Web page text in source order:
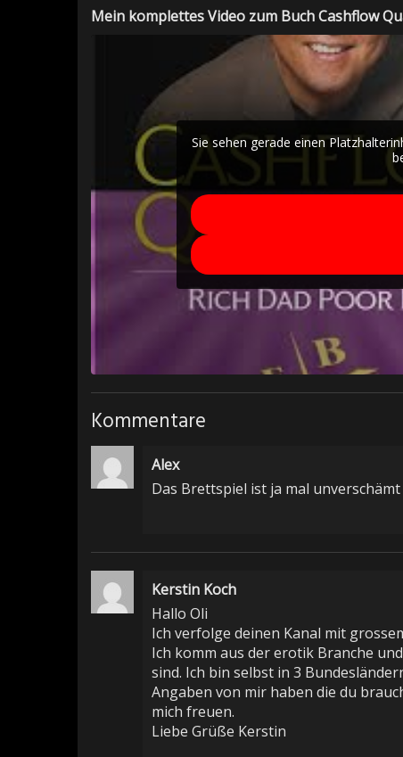
Mein komplettes Video zum Buch Cashflow
Sie sehen gerade einen
Kommentare
Alex
Das Brettspiel ist ja mal
Kerstin Koch
Hallo Oli
Ich verfolge deinen Kanal mit
Ich komm aus der erotik Branche
sind. Ich bin selbst in 3
Angaben von mir haben die du
mich freuen.
Liebe Grüße Kerstin